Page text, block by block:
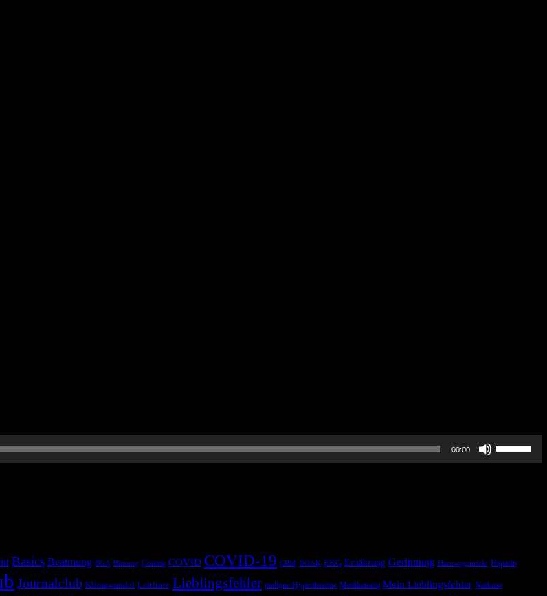
00:00
Hoch/
benutzen,
Basics Beatmung BGA Blutung Corona COVID COVID-19 CRM DOAK EKG Ernährung Gerinnung Harnwegsinfekt Heparin
Journalclub Klimawandel Leitlinie Lieblingsfehler maligne Hyperthermie Medikament Mein Lieblingsfehler Narkose